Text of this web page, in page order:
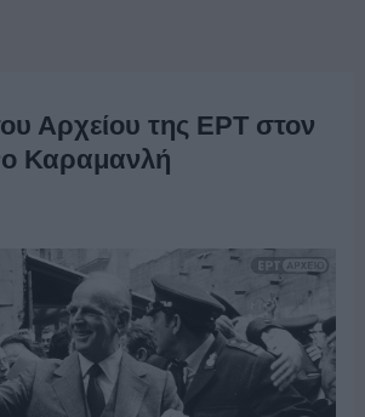
Αρχείου της ΕΡΤ στον
Καραμανλή